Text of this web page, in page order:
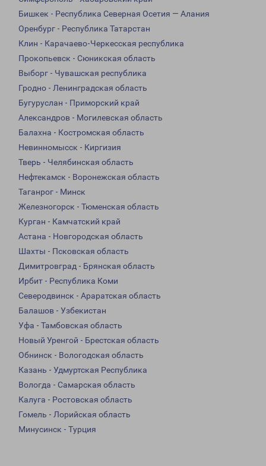
Бишкек - Республика Северная Осетия — Алания
Оренбург - Республика Татарстан
Клин - Карачаево-Черкесская республика
Прокопьевск - Сюникская область
Выборг - Чувашская республика
Гродно - Ленинградская область
Бугуруслан - Приморский край
Александров - Могилевская область
Балахна - Костромская область
Невинномысск - Киргизия
Тверь - Челябинская область
Нефтекамск - Воронежская область
Таганрог - Минск
Железногорск - Тюменская область
Курган - Камчатский край
Астана - Новгородская область
Шахты - Псковская область
Димитровград - Брянская область
Ирбит - Республика Коми
Северодвинск - Араратская область
Балашов - Узбекистан
Уфа - Тамбовская область
Новый Уренгой - Брестская область
Обнинск - Вологодская область
Казань - Удмуртская Республика
Вологда - Самарская область
Калуга - Ростовская область
Гомель - Лорийская область
Минусинск - Турция